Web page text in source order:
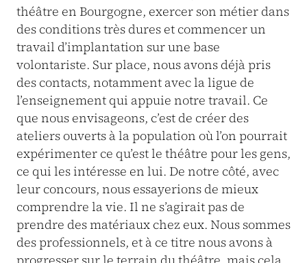
théâtre en Bourgogne, exercer son métier dans
des conditions très dures et commencer un
travail d’implantation sur une base
volontariste. Sur place, nous avons déjà pris
des contacts, notamment avec la ligue de
l’enseignement qui appuie notre travail. Ce
que nous envisageons, c’est de créer des
ateliers ouverts à la population où l’on pourrait
expérimenter ce qu’est le théâtre pour les gens,
ce qui les intéresse en lui. De notre côté, avec
leur concours, nous essayerions de mieux
comprendre la vie. Il ne s’agirait pas de
prendre des matériaux chez eux. Nous sommes
des professionnels, et à ce titre nous avons à